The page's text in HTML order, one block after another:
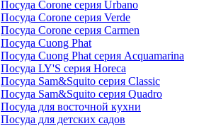
Посуда Corone серия Urbano
Посуда Corone серия Verde
Посуда Corone серия Сarmen
Посуда Cuong Phat
Посуда Cuong Phat серия Acquamarina
Посуда LY'S серия Horeca
Посуда Sam&Squito серия Classic
Посуда Sam&Squito серия Quadro
Посуда для восточной кухни
Посуда для детских садов